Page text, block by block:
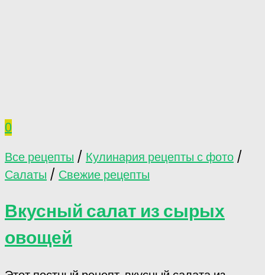
0
Все рецепты / Кулинария рецепты с фото /
Салаты / Свежие рецепты
Вкусный салат из сырых
овощей